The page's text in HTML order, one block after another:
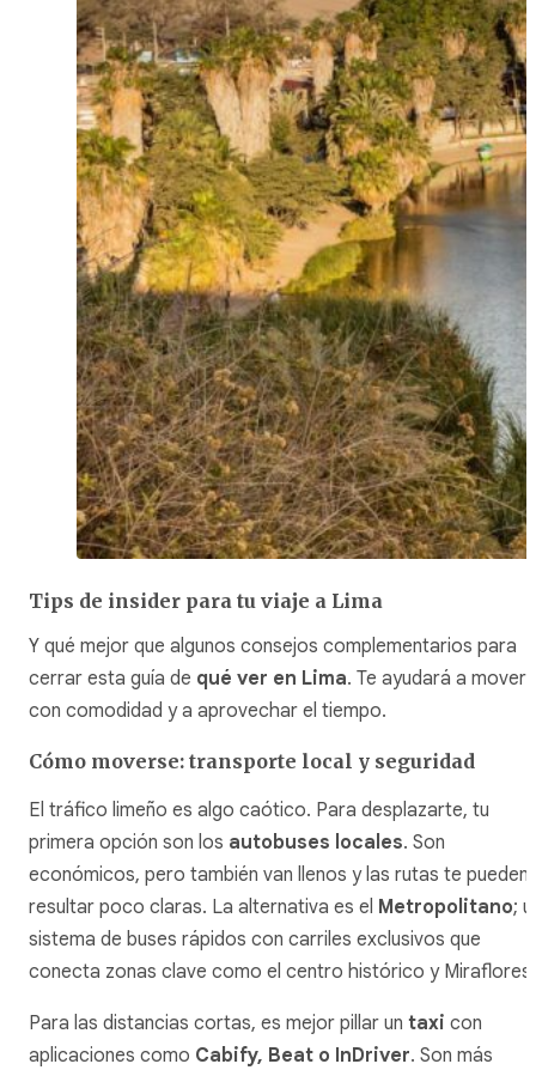
Tips de insider para tu viaje a Lima
Y qué mejor que algunos consejos complementarios para
cerrar esta guía de qué ver en Lima. Te ayudará a
con comodidad y a aprovechar el tiempo.
Cómo moverse: transporte local y seguridad
El tráfico limeño es algo caótico. Para desplazarte, tu
primera opción son los autobuses locales. Son
económicos, pero también van llenos y las rutas te pueden
resultar poco claras. La alternativa es el Metropolitano;
sistema de buses rápidos con carriles exclusivos que
conecta zonas clave como el centro histórico y Miraflores.
Para las distancias cortas, es mejor pillar un taxi con
aplicaciones como Cabify, Beat o InDriver. Son más